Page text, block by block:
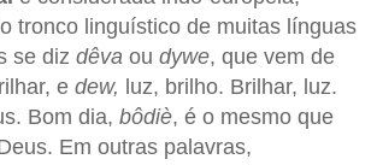
tronco linguístico de muitas línguas
se diz dêva ou dywe, que vem de
e dew, luz, brilho. Brilhar, luz.
Bom dia, bôdiè, é o mesmo que
Em outras palavras,